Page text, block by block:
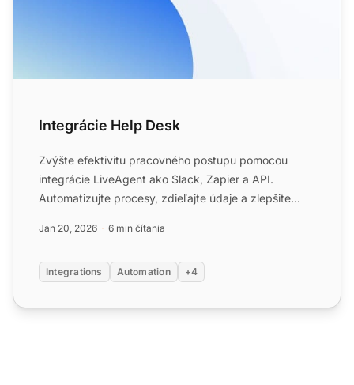
Integrácie Help Desk
Zvýšte efektivitu pracovného postupu pomocou
integrácie LiveAgent ako Slack, Zapier a API.
Automatizujte procesy, zdieľajte údaje a zlepšite
Jan 20, 2026 6 min čítania
Integrations Automation +4